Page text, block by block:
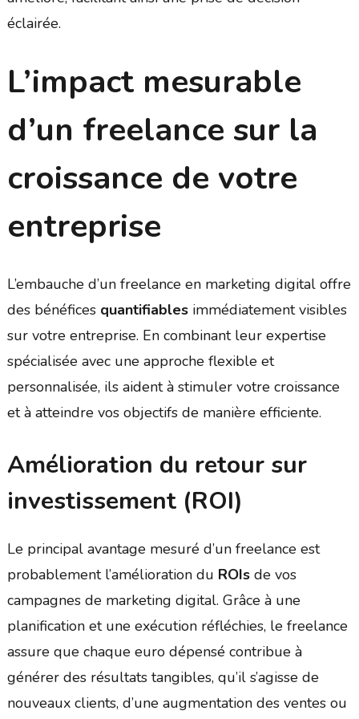
éclairée.
L’impact mesurable
d’un freelance sur la
croissance de votre
entreprise
L’embauche d’un freelance en marketing digital offre
des bénéfices quantifiablesimmédiatement visibles
sur votre entreprise. En combinant leur expertise
spécialisée avec une approche flexible et
personnalisée, ils aident à stimuler votre croissance
et à atteindre vos objectifs de manière efficiente.
Amélioration du retour sur
investissement (ROI)
Le principal avantage mesuré d’un freelance est
probablement l’amélioration du ROIsde vos
campagnes de marketing digital. Grâce à une
planification et une exécution réfléchies, le freelance
assure que chaque euro dépensé contribue à
générer des résultats tangibles, qu’il s’agisse de
nouveaux clients, d’une augmentation des ventes ou